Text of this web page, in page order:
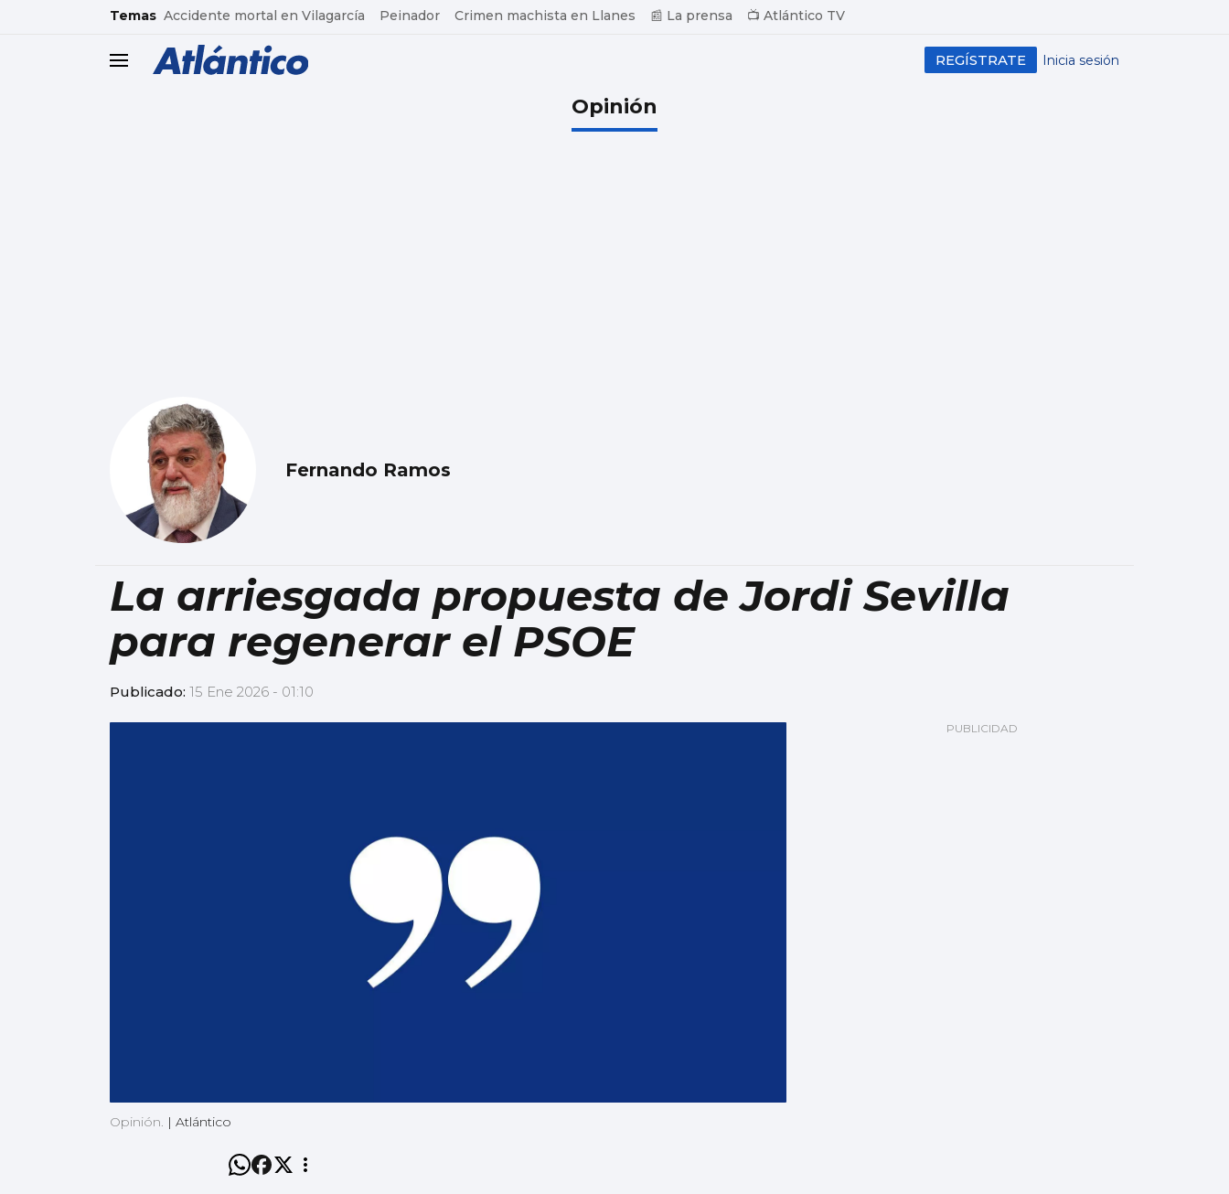
common.go-to-content
Temas Accidente mortal en Vilagarcía Peinador Crimen machista en Llanes 📰 La prensa 📺 Atlántico TV
header.menu.open Inicia sesión
REGÍSTRATE
Opinión
Fernando Ramos
La arriesgada propuesta de Jordi Sevilla
para regenerar el PSOE
Publicado: 15 Ene 2026 - 01:10
Opinión. | Atlántico